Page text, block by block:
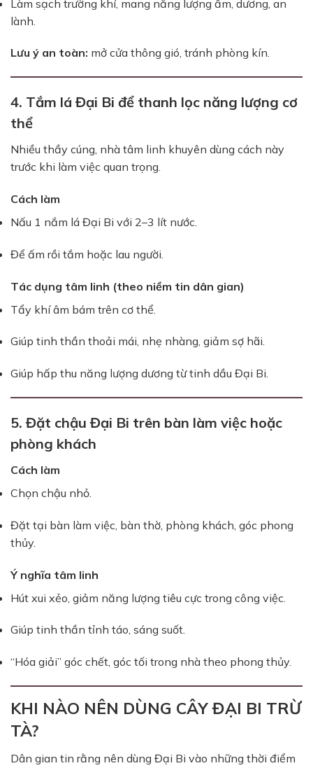
Làm sạch trường khí, mang năng lượng ấm, dương, an
lành.
Lưu ý an toàn: mở cửa thông gió, tránh phòng kín.
4. Tắm lá Đại Bi để thanh lọc năng lượng cơ
thể
Nhiều thầy cúng, nhà tâm linh khuyên dùng cách này
trước khi làm việc quan trọng.
Cách làm
Nấu 1 nắm lá Đại Bi với 2–3 lít nước.
Để ấm rồi tắm hoặc lau người.
Tác dụng tâm linh (theo niềm tin dân gian)
Tẩy khí âm bám trên cơ thể.
Giúp tinh thần thoải mái, nhẹ nhàng, giảm sợ hãi.
Giúp hấp thu năng lượng dương từ tinh dầu Đại Bi.
5. Đặt chậu Đại Bi trên bàn làm việc hoặc
phòng khách
Cách làm
Chọn chậu nhỏ.
Đặt tại bàn làm việc, bàn thờ, phòng khách, góc phong
thủy.
Ý nghĩa tâm linh
Hút xui xẻo, giảm năng lượng tiêu cực trong công việc.
Giúp tinh thần tỉnh táo, sáng suốt.
“Hóa giải” góc chết, góc tối trong nhà theo phong thủy.
KHI NÀO NÊN DÙNG CÂY ĐẠI BI TRỪ
TÀ?
Dân gian tin rằng nên dùng Đại Bi vào những thời điểm